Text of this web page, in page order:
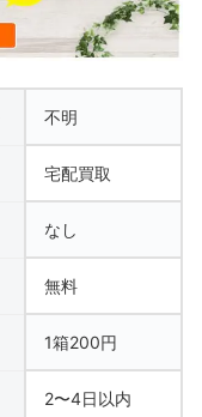
不明
宅配買取
なし
無料
1箱200円
2〜4日以内